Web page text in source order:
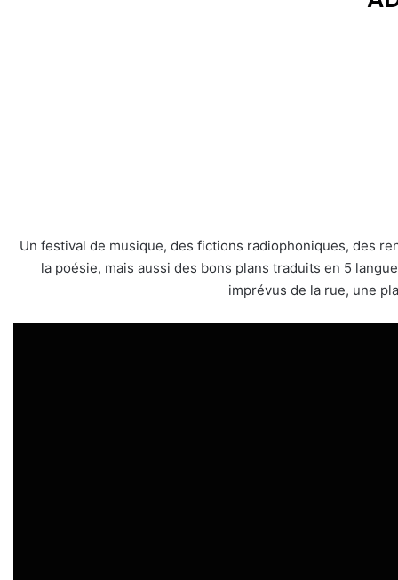
Un festival de musique, des fictions radiophoniques, des
la poésie, mais aussi des bons plans traduits en 5
imprévus de la rue, une